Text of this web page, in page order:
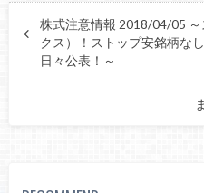
株式注意情報 2018/04/05
クス）！ストップ安銘柄な
日々公表！～